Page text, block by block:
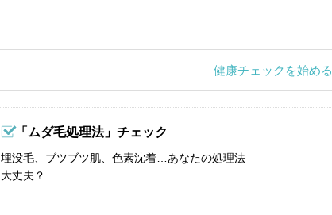
健康チェックを始める
「ムダ毛処理法」チェック
埋没毛、ブツブツ肌、色素沈着…あなたの処理法
大丈夫？